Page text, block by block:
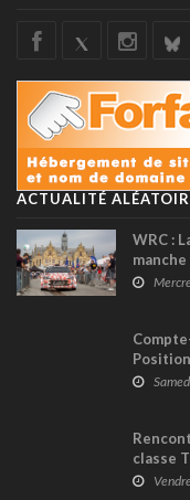
ACTUALITÉ
WRC :
Position
classe